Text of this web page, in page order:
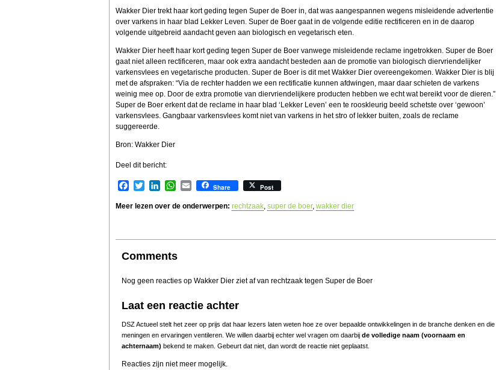
Wakker Dier trekt haar kort geding tegen Super de Boer in, dat was aangespannen wegens misleidende advertentie
over varkens in haar blad Lekker Leven. Super de Boer gaat in de volgende editie rectificeren en in de daarop
volgende uitgebreid aandacht geven aan biologisch en vegetarisch eten.
Wakker Dier heeft haar kort geding tegen Super de Boer vanwege misleidende reclame ingetrokken. Super de Boer
gaat niet alleen rectificeren, maar ook extra aandacht besteden aan de promotie van biologisch diervriendelijker
varkensvlees en vegetarische producten. Super de Boer is dit met Wakker Dier overeengekomen. Wakker Dier is blij
met de afspraken: “Via de rechter hadden we een rectificatie kunnen afdwingen, maar daar schieten de varkens
weinig mee op. Door de extra promotie van diervriendelijkere producten hebben we echt wat bereikt voor de dieren.”
Super de Boer erkent dat de reclame in haar blad ‘Lekker Leven’ een te rooskleurig beeld schetste over ‘gewoon’
varkensvlees. Gangbaar varkensvlees komt niet van varkens in het stro of lekker buiten, zoals de reclame
suggereerde.
Bron: Wakker Dier
Deel dit bericht:
Facebook
TwitterLinkedInWhatsApp
EmailShare Post
Meer lezen over de onderwerpen: rechtzaak, super de boer, wakker dier
Comments
Nog geen reacties op Wakker Dier ziet af van rechtzaak tegen Super de Boer
Laat een reactie achter
DSZ Actueel stelt het zeer op prijs dat haar lezers laten weten hoe ze over bepaalde ontwikkelingen in de branche denken en die
meningen en ervaringen ventileren. We willen daarbij echter wel vragen om daarbij de volledige naam (voornaam en
achternaam) bekend te maken. Gebeurt dat niet, dan wordt de reactie niet geplaatst.
Reacties zijn niet meer mogelijk.